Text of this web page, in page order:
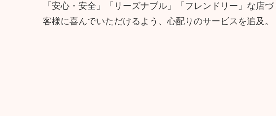
「安心・安全」「リーズナブル」「フレンドリー」な店
客様に喜んでいただけるよう、心配りのサービスを追及。